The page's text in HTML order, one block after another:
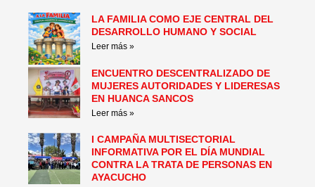
LA FAMILIA COMO EJE CENTRAL DEL
DESARROLLO HUMANO Y SOCIAL
Leer más »
ENCUENTRO DESCENTRALIZADO DE
MUJERES AUTORIDADES Y LIDERESAS
EN HUANCA SANCOS
Leer más »
I CAMPAÑA MULTISECTORIAL
INFORMATIVA POR EL DÍA MUNDIAL
CONTRA LA TRATA DE PERSONAS EN
AYACUCHO
PagePagePagePagePagePage